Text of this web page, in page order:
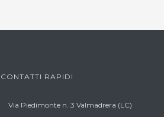
CONTATTI RAPIDI
Via Piedimonte n. 3 Valmadrera (LC)